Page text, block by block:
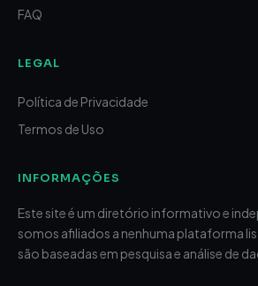
FAQ
LEGAL
Política de Privacidade
Termos de Uso
INFORMAÇÕES
Este site é um diretório informativo e
somos afiliados a nenhuma plataforma
são baseadas em pesquisa e análise de